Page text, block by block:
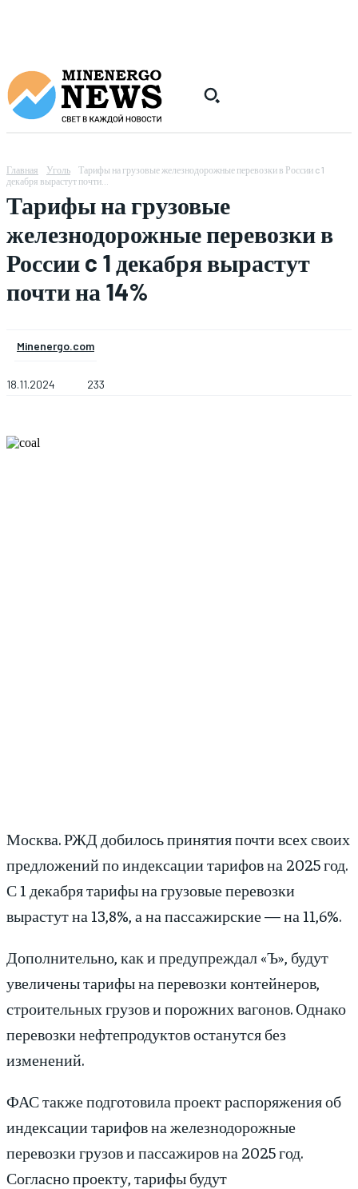
Главная Уголь
Тарифы на грузовые железнодорожные перевозки в России c 1
декабря вырастут почти...
Тарифы на грузовые
железнодорожные перевозки в
России c 1 декабря вырастут
почти на 14%
Minenergo.com
18.11.2024 233
Москва. РЖД добилось принятия почти всех своих
предложений по индексации тарифов на 2025 год.
С 1 декабря тарифы на грузовые перевозки
вырастут на 13,8%, а на пассажирские — на 11,6%.
Дополнительно, как и предупреждал «Ъ», будут
увеличены тарифы на перевозки контейнеров,
строительных грузов и порожних вагонов. Однако
перевозки нефтепродуктов останутся без
изменений.
ФАС также подготовила проект распоряжения об
индексации тарифов на железнодорожные
перевозки грузов и пассажиров на 2025 год.
Согласно проекту, тарифы будут